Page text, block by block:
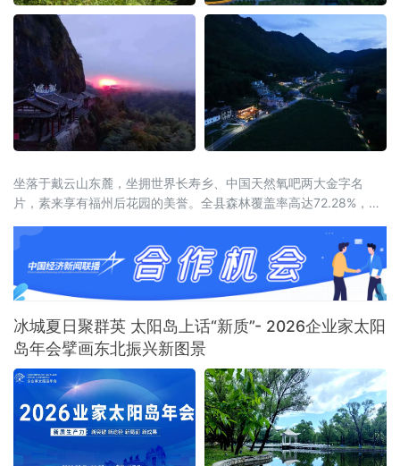
坐落于戴云山东麓，坐拥世界长寿乡、中国天然氧吧两大金字名
片，素来享有福州后花园的美誉。全县森林覆盖率高达72.28%，连
沛，孕育出独有的山地小气候，冬无严寒、夏无酷暑，夏季昼夜温
差分明，空气温润通透，是静养元气、调理身心的天然福地，为当
地发展高端康养旅居产业，构筑了其他区域难以复刻的生态底层
冰城夏日聚群英 太阳岛上话“新质”- 2026企业家太阳
岛年会擘画东北振兴新图景